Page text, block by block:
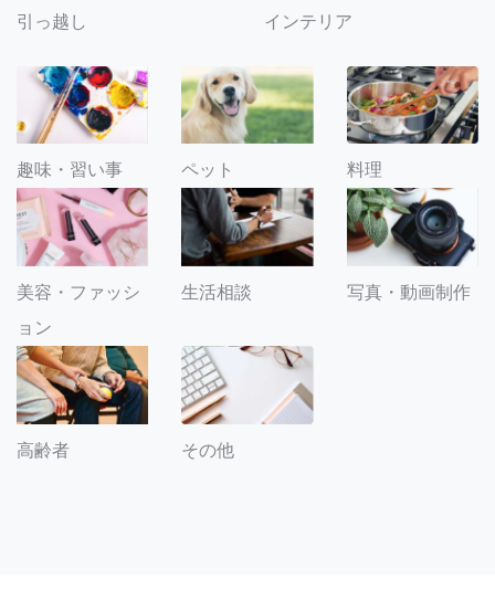
引っ越し インテリア
趣味・習い事 ペット 料理
美容・ファッシ
ョン
生活相談 写真・動画制作
高齢者 その他